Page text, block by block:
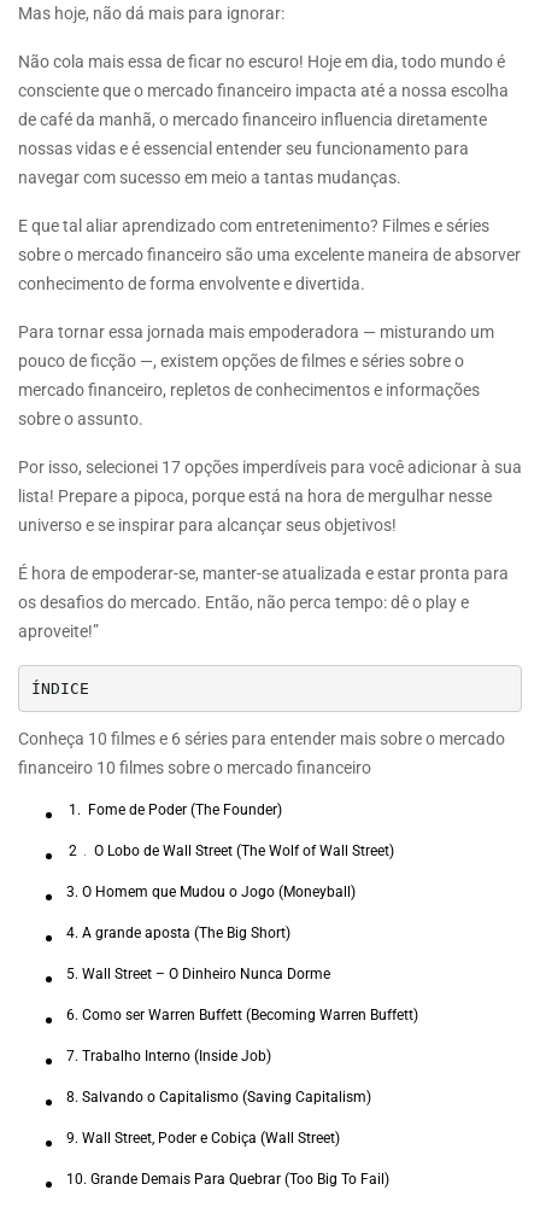
Mas hoje, não dá mais para ignorar:
Não cola mais essa de ficar no escuro! Hoje em dia, todo mundo é
consciente que o mercado financeiro impacta até a nossa escolha
de café da manhã, o mercado financeiro influencia diretamente
nossas vidas e é essencial entender seu funcionamento para
navegar com sucesso em meio a tantas mudanças.
E que tal aliar aprendizado com entretenimento? Filmes e séries
sobre o mercado financeiro são uma excelente maneira de absorver
conhecimento de forma envolvente e divertida.
Para tornar essa jornada mais empoderadora — misturando um
pouco de ficção —, existem opções de filmes e séries sobre o
mercado financeiro, repletos de conhecimentos e informações
sobre o assunto.
Por isso, selecionei 17 opções imperdíveis para você adicionar à sua
lista! Prepare a pipoca, porque está na hora de mergulhar nesse
universo e se inspirar para alcançar seus objetivos!
É hora de empoderar-se, manter-se atualizada e estar pronta para
os desafios do mercado. Então, não perca tempo: dê o play e
aproveite!”
ÍNDICE
Conheça 10 filmes e 6 séries para entender mais sobre o mercado
financeiro 10 filmes sobre o mercado financeiro
1. Fome de Poder (The Founder)
2 . O Lobo de Wall Street (The Wolf of Wall Street)
3. O Homem que Mudou o Jogo (Moneyball)
4. A grande aposta (The Big Short)
5. Wall Street – O Dinheiro Nunca Dorme
6. Como ser Warren Buffett (Becoming Warren Buffett)
7. Trabalho Interno (Inside Job)
8. Salvando o Capitalismo (Saving Capitalism)
9. Wall Street, Poder e Cobiça (Wall Street)
10. Grande Demais Para Quebrar (Too Big To Fail)